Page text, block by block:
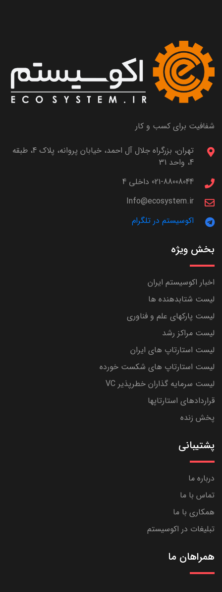
شفافیت برای کسب و کار
تهران، بزرگراه جلال آل احمد، خیابان پروانه، پلاک 4، طبقه
4، واحد 31
021-88008044 داخلی 4
Info@ecosystem.ir
اکوسیستم در تلگرام
بخش ویژه
اخبار اکوسیستم ایران
لیست شتابدهنده ها
لیست پارکهای علم و فناوری
لیست مراکز رشد
لیست استارتاپ های ایران
لیست استارتاپ های شکست خورده
لیست سرمایه گذاران خطرپذیر VC
قراردادهای استارتاپها
پخش زنده
پشتیبانی
درباره ما
تماس با ما
همکاری با ما
تبلیغات در اکوسیستم
همراهان ما